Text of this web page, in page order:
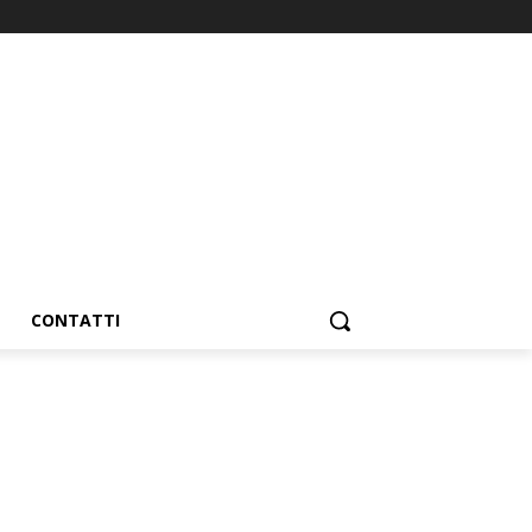
CONTATTI